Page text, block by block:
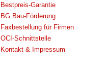
Bestpreis-Garantie
BG Bau-Förderung
Faxbestellung für Firmen
OCI-Schnittstelle
Kontakt & Impressum